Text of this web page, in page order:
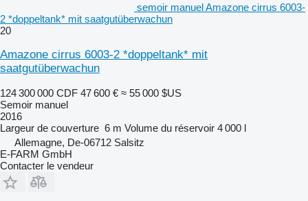
semoir manuel Amazone cirrus 6003-
2 *doppeltank* mit saatgutüberwachun
20
Amazone cirrus 6003-2 *doppeltank* mit
saatgutüberwachun
124 300 000 CDF 47 600 € ≈ 55 000 $US
Semoir manuel
2016
Largeur de couverture 6 m Volume du réservoir 4 000 l
Allemagne, De-06712 Salsitz
E-FARM GmbH
Contacter le vendeur